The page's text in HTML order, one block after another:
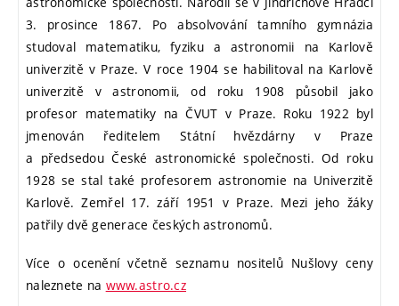
3. prosince 1867. Po absolvování tamního gymnázia
studoval matematiku, fyziku a astronomii na Karlově
univerzitě v Praze. V roce 1904 se habilitoval na Karlově
univerzitě v astronomii, od roku 1908 působil jako
profesor matematiky na ČVUT v Praze. Roku 1922 byl
jmenován ředitelem Státní hvězdárny v Praze
a předsedou České astronomické společnosti. Od roku
1928 se stal také profesorem astronomie na Univerzitě
Karlově. Zemřel 17. září 1951 v Praze. Mezi jeho žáky
patřily dvě generace českých astronomů.
Více o ocenění včetně seznamu nositelů Nušlovy ceny
naleznete na www.astro.cz